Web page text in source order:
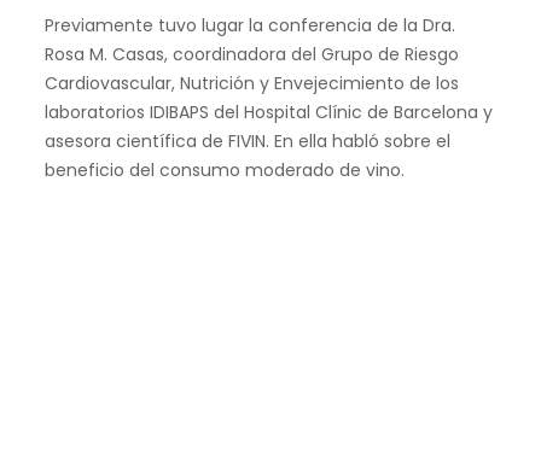
Previamente tuvo lugar la conferencia de la Dra.
Rosa M. Casas, coordinadora del Grupo de Riesgo
Cardiovascular, Nutrición y Envejecimiento de los
laboratorios IDIBAPS del Hospital Clínic de Barcelona y
asesora científica de FIVIN. En ella habló sobre el
beneficio del consumo moderado de vino.